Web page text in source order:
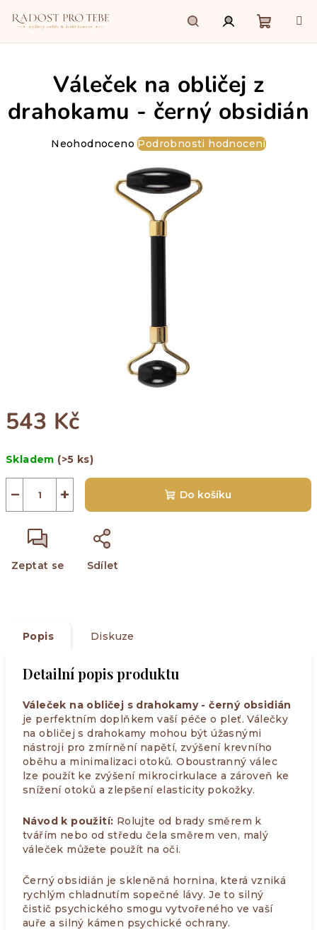
HledatPřihlášení
košík
543 Kč
cena:
Skladem (>5 ks)
+
− Do košíku
Zeptat se Sdílet
Váleček na obličej z
drahokamu - černý obsidián
Průměrné
Neohodnoceno Podrobnosti hodnocení
Popis Diskuze
Detailní popis produktu
Váleček na obličej s drahokamy - černý obsidián
je perfektním doplňkem vaší péče o pleť. Válečky
na obličej s drahokamy mohou být úžasnými
nástroji pro zmírnění napětí, zvýšení krevního
oběhu a minimalizaci otoků. Oboustranný válec
lze použít ke zvýšení mikrocirkulace a zároveň ke
snížení otoků a zlepšení elasticity pokožky.
Návod k použití: Rolujte od brady směrem k
tvářím nebo od středu čela směrem ven, malý
váleček můžete použít na oči.
Černý obsidián je skleněná hornina, která vzniká
rychlým chladnutím sopečné lávy. Je to silný
čistič psychického smogu vytvořeného ve vaší
auře a silný kámen psychické ochrany.